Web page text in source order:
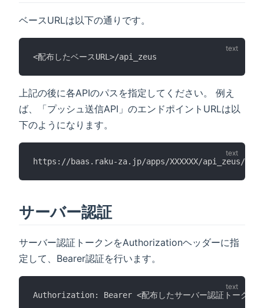
ベースURLは以下の通りです。
<配布したベースURL>/api_zeus
上記の後に各APIのパスを指定してください。 例え
ば、「プッシュ送信API」のエンドポイントURLは以
下のようになります。
https://baas.raku-za.jp/apps/XXXXXX/api_zeus/
サーバー認証
サーバー認証トークンをAuthorizationヘッダーに指
定して、Bearer認証を行います。
Authorization: Bearer <配布したサーバー認証トークン>